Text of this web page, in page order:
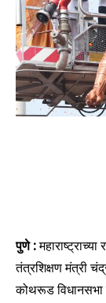
पुणे :
तंत्रशिक्षण मंत्री
कोथरूड विधानसभा